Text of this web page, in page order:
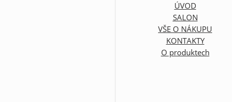
ÚVOD
SALON
VŠE O NÁKUPU
KONTAKTY
O produktech